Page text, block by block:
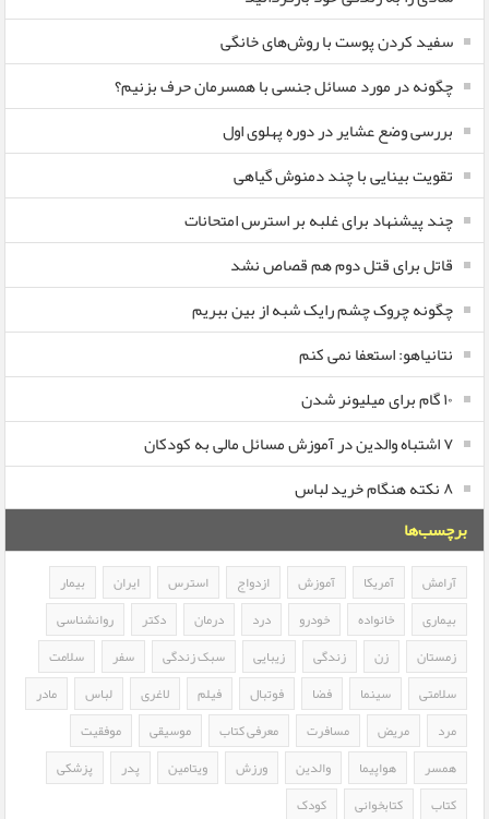
سفید کردن پوست با روش‌های خانگی
چگونه در مورد مسائل جنسی با همسرمان حرف بزنیم؟
بررسی وضع عشایر در دوره پهلوی اول
تقویت بینایی با چند دمنوش گیاهی
چند پیشنهاد برای غلبه بر استرس امتحانات
قاتل برای قتل دوم هم قصاص نشد
چگونه چروک چشم رایک شبه از بین ببریم
نتانیاهو: استعفا نمی کنم
۱۰ گام برای میلیونر شدن
۷ اشتباه والدین در آموزش مسائل مالی به کودکان
۸ نکته هنگام خرید لباس
برچسب‌ها
آرامش آمریکا آموزش ازدواج استرس ایران
بیمار
بیماری
خانواده خودرو درد درمان دکتر
روانشناسی
زمستان
زن زندگی زیبایی سبک زندگی سفر
سلامت
سلامتی
سینما فضا فوتبال فیلم لاغری لباس
مادر
مرد
مریض مسافرت معرفی کتاب موسیقی
موفقیت
همسر
هواپیما والدین ورزش ویتامین پدر
پزشکی
کتاب
کتابخوانی کودک